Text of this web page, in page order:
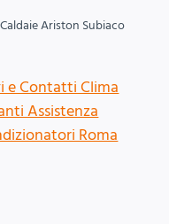
Ariston Subiaco